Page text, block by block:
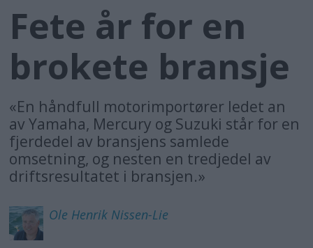
Fete år for en
brokete bransje
«En håndfull motorimportører ledet an
av Yamaha, Mercury og Suzuki står for en
fjerdedel av bransjens samlede
omsetning, og nesten en tredjedel av
driftsresultatet i bransjen.»
Ole Henrik Nissen-Lie